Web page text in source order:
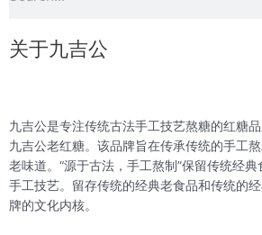
关于九吉公
九吉公是专注传统古法手工技艺熬糖的红糖
九吉公老红糖。该品牌旨在传承传统的手工
老味道。“源于古法，手工熬制”保留传统经
手工技艺。留存传统的经典老食品和传统的
牌的文化内核。